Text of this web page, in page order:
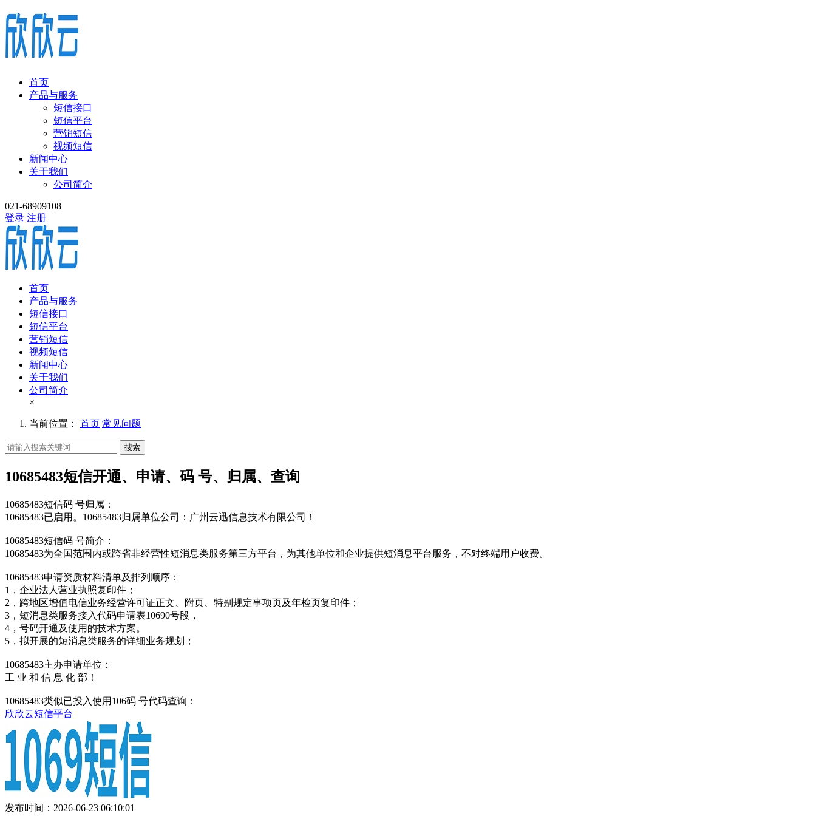
首页
产品与服务
短信接口
短信平台
营销短信
视频短信
新闻中心
关于我们
公司简介
021-68909108
登录 注册
首页
产品与服务
短信接口
短信平台
营销短信
视频短信
新闻中心
关于我们
公司简介
×
当前位置： 首页 常见问题
搜索
10685483短信开通、申请、码 号、归属、查询
10685483短信码 号归属：
10685483已启用。10685483归属单位公司：广州云迅信息技术有限公司！
10685483短信码 号简介：
10685483为全国范围内或跨省非经营性短消息类服务第三方平台，为其他单位和企业提供短消息平台服务，不对终端用户收费。
10685483申请资质材料清单及排列顺序：
1，企业法人营业执照复印件；
2，跨地区增值电信业务经营许可证正文、附页、特别规定事项页及年检页复印件；
3，短消息类服务接入代码申请表10690号段，
4，号码开通及使用的技术方案。
5，拟开展的短消息类服务的详细业务规划；
10685483主办申请单位：
工 业 和 信 息 化 部！
10685483类似已投入使用106码 号代码查询：
欣欣云短信平台
发布时间：2026-06-23 06:10:01